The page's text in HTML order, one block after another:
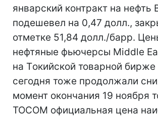
январский контракт на нефть
подешевел на 0,47 долл.,
отметке 51,84 долл./барр.
нефтяные фьючерсы Middle
на Tокийской товарной бирже
сегодня тоже продолжали
момент окончания 19 ноября
TOCOM официальная цена